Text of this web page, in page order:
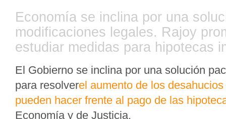
Economía se inclina por una
modificaciones legales. Rajoy
estudiar medidas para hipotecas
El Gobierno se inclina por una solución
para resolverel aumento de los
pueden hacer frente al pago de las
Economía y de Justicia.